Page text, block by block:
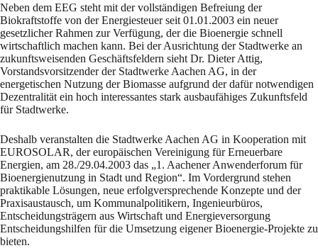
Neben dem EEG steht mit der vollständigen Befreiung der
Biokraftstoffe von der Energiesteuer seit 01.01.2003 ein neuer
gesetzlicher Rahmen zur Verfügung, der die Bioenergie schnell
wirtschaftlich machen kann. Bei der Ausrichtung der Stadtwerke an
zukunftsweisenden Geschäftsfeldern sieht Dr. Dieter Attig,
Vorstandsvorsitzender der Stadtwerke Aachen AG, in der
energetischen Nutzung der Biomasse aufgrund der dafür notwendigen
Dezentralität ein hoch interessantes stark ausbaufähiges Zukunftsfeld
für Stadtwerke.
Deshalb veranstalten die Stadtwerke Aachen AG in Kooperation mit
EUROSOLAR, der europäischen Vereinigung für Erneuerbare
Energien, am 28./29.04.2003 das „1. Aachener Anwenderforum für
Bioenergienutzung in Stadt und Region“. Im Vordergrund stehen
praktikable Lösungen, neue erfolgversprechende Konzepte und der
Praxisaustausch, um Kommunalpolitikern, Ingenieurbüros,
Entscheidungsträgern aus Wirtschaft und Energieversorgung
Entscheidungshilfen für die Umsetzung eigener Bioenergie-Projekte zu
bieten.